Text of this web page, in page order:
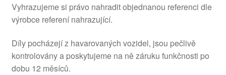
Vyhrazujeme si právo nahradit objednanou referenci dle
výrobce referení nahrazující.
Díly pocházejí z havarovaných vozidel, jsou pečlivě
kontrolovány a poskytujeme na ně záruku funkčnosti po
dobu 12 měsíců.